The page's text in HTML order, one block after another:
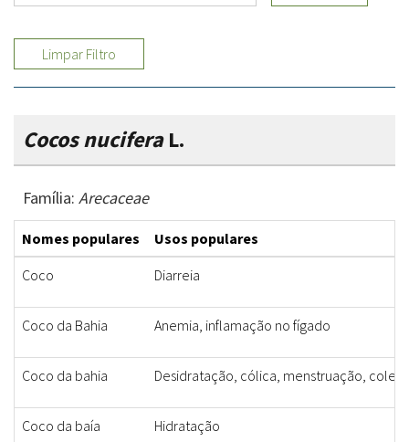
Limpar Filtro
Cocos nuciferaL.
Família: Arecaceae
Nomes populares
Usos populares
Coco
Diarreia
Coco da Bahia Anemia, inflamação no fígado
Coco da bahia Desidratação, cólica, menstruação,
Coco da baía Hidratação